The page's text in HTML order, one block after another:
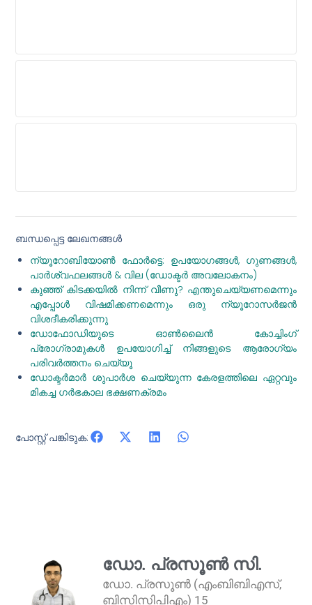
ബന്ധപ്പെട്ട ലേഖനങ്ങൾ
ന്യൂറോബിയോൺ ഫോർട്ടെ: ഉപയോഗങ്ങൾ, ഗുണങ്ങൾ,
പാർശ്വഫലങ്ങൾ & വില (ഡോക്ടർ അവലോകനം)
കുഞ്ഞ് കിടക്കയിൽ നിന്ന് വീണു? എന്തുചെയ്യണമെന്നും
എപ്പോൾ വിഷമിക്കണമെന്നും ഒരു ന്യൂറോസർജൻ
വിശദീകരിക്കുന്നു
ഡോഫോഡിയുടെ ഓൺലൈൻ കോച്ചിംഗ്
പ്രോഗ്രാമുകൾ ഉപയോഗിച്ച് നിങ്ങളുടെ ആരോഗ്യം
പരിവർത്തനം ചെയ്യൂ
ഡോക്ടർമാർ ശുപാർശ ചെയ്യുന്ന കേരളത്തിലെ ഏറ്റവും
മികച്ച ഗർഭകാല ഭക്ഷണക്രമം
പോസ്റ്റ് പങ്കിടുക:
ഡോ. പ്രസൂൺ സി.
ഡോ. പ്രസൂൺ (എംബിബിഎസ്,
ബിസിസിപിഎം) 15